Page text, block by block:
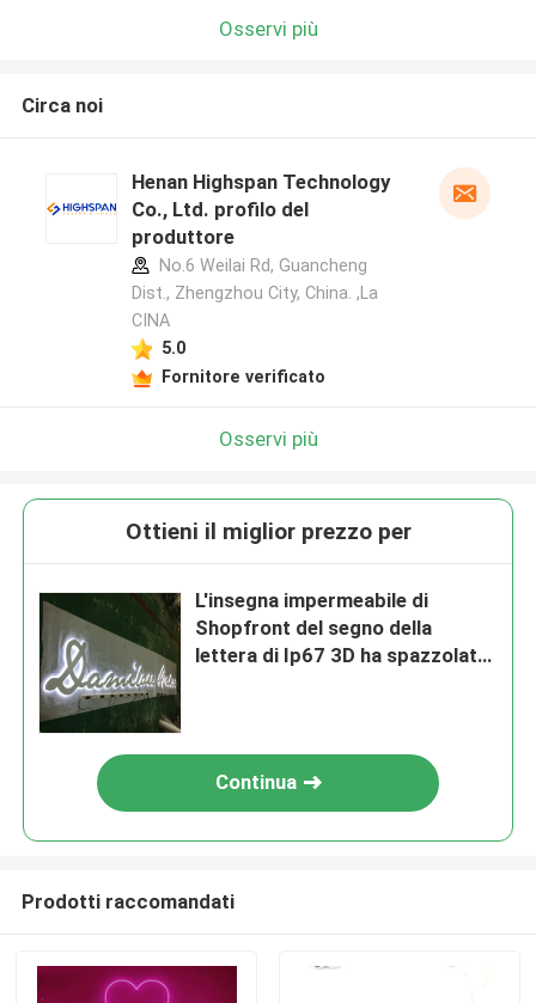
Osservi più
Circa noi
Henan Highspan Technology
Co., Ltd. profilo del
produttore
No.6 Weilai Rd, Guancheng
Dist., Zhengzhou City, China. ,La
CINA
5.0
Fornitore verificato
Osservi più
Ottieni il miglior prezzo per
L'insegna impermeabile di
Shopfront del segno della
lettera di Ip67 3D ha spazzolato
Continua
Prodotti raccomandati